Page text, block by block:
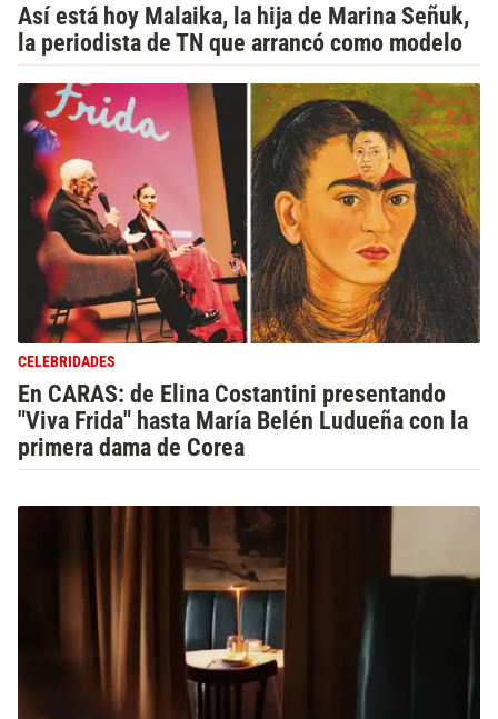
Así está hoy Malaika, la hija de Marina Señuk,
la periodista de TN que arrancó como modelo
CELEBRIDADES
En CARAS: de Elina Costantini presentando
"Viva Frida" hasta María Belén Ludueña con la
primera dama de Corea